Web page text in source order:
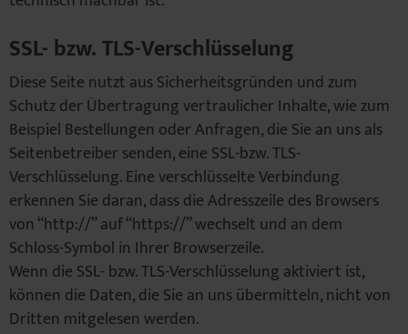
SSL- bzw. TLS-Verschlüsselung
Diese Seite nutzt aus Sicherheitsgründen und zum
Schutz der Übertragung vertraulicher Inhalte, wie zum
Beispiel Bestellungen oder Anfragen, die Sie an uns als
Seitenbetreiber senden, eine SSL-bzw. TLS-
Verschlüsselung. Eine verschlüsselte Verbindung
erkennen Sie daran, dass die Adresszeile des Browsers
von “http://” auf “https://” wechselt und an dem
Schloss-Symbol in Ihrer Browserzeile.
Wenn die SSL- bzw. TLS-Verschlüsselung aktiviert ist,
können die Daten, die Sie an uns übermitteln, nicht von
Dritten mitgelesen werden.